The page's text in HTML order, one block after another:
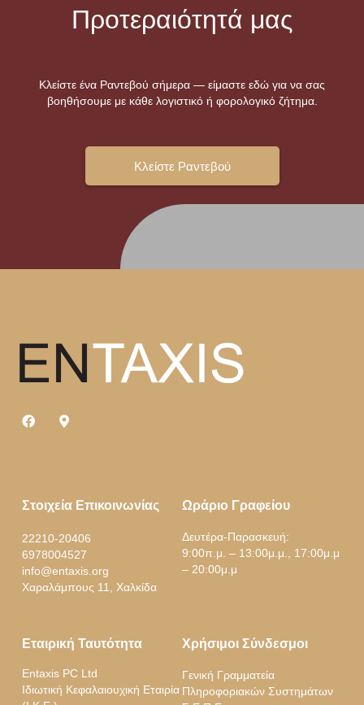
Προτεραιότητά μας
Κλείστε ένα Ραντεβού σήμερα — είμαστε εδώ για να σας
βοηθήσουμε με κάθε λογιστικό ή φορολογικό ζήτημα.
Κλείστε Ραντεβού
Στοιχεία Επικοινωνίας
22210-20406
6978004527
info@entaxis.org
Χαραλάμπους 11, Χαλκίδα
Ωράριο Γραφείου
Δευτέρα-Παρασκευή:
9:00π.μ. – 13:00μ.μ., 17:00μ.μ
– 20:00μ.μ
Εταιρική Ταυτότητα
Entaxis PC Ltd
Ιδιωτική Κεφαλαιουχική Εταιρία
Χρήσιμοι Σύνδεσμοι
Γενική Γραμματεία
Πληροφοριακών Συστημάτων